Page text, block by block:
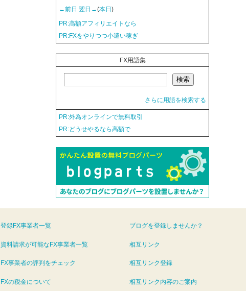
←前日 翌日→(本日)
PR:高額アフィリエイトなら
PR:FXをやりつつ小遣い稼ぎ
FX用語集
さらに用語を検索する
PR:外為オンラインで無料取引
PR:どうせやるなら高額で
登録FX事業者一覧
資料請求が可能なFX事業者一覧
FX事業者の評判をチェック
FXの税金について
ブログを登録しませんか？
相互リンク
相互リンク登録
相互リンク内容のご案内